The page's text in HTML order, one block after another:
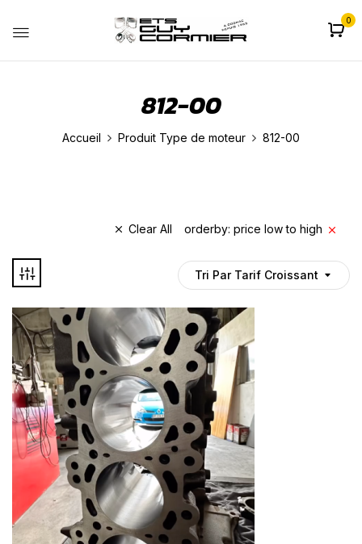
0
812-00
Accueil Produit Type de moteur 812-00
Clear All orderby: price low to high
Tri Par Tarif Croissant